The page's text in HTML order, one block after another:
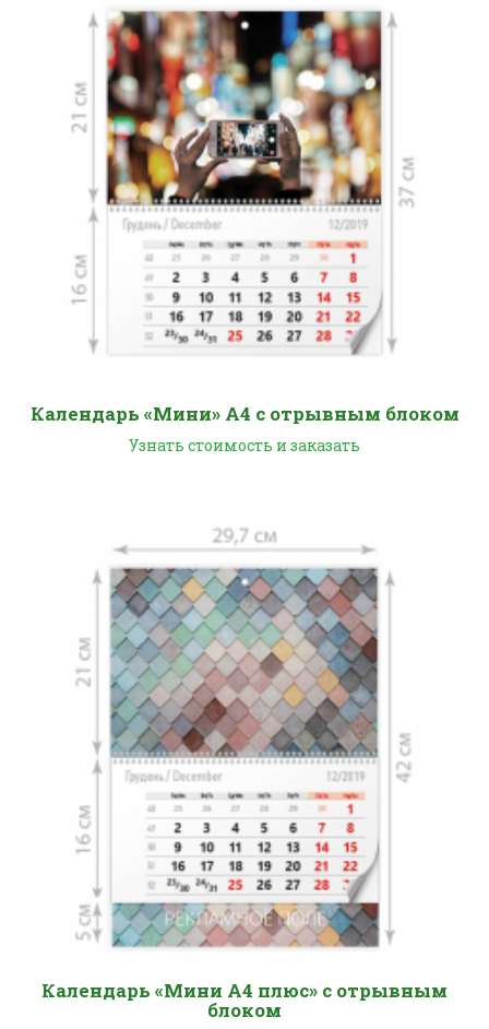
Календарь «Мини» А4 с отрывным блоком
Узнать стоимость и заказать
Календарь «Мини А4 плюс» с отрывным
блоком